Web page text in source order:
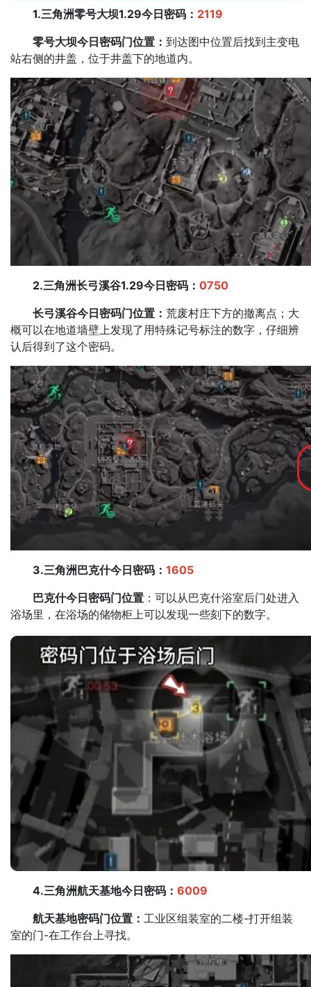
1.三角洲零号大坝1.29今日密码： 2119
零号大坝今日密码门位置： 到达图中位置后找到主变电
站右侧的井盖，位于井盖下的地道内。
2.三角洲长弓溪谷1.29今日密码： 0750
长弓溪谷今日密码门位置： 荒废村庄下方的撤离点；大
概可以在地道墙壁上发现了用特殊记号标注的数字，仔细辨
认后得到了这个密码。
3.三角洲巴克什今日密码： 1605
巴克什今日密码门位置 ：可以从巴克什浴室后门处进入
浴场里，在浴场的储物柜上可以发现一些刻下的数字。
4.三角洲航天基地今日密码： 6009
航天基地密码门位置： 工业区组装室的二楼-打开组装
室的门-在工作台上寻找。